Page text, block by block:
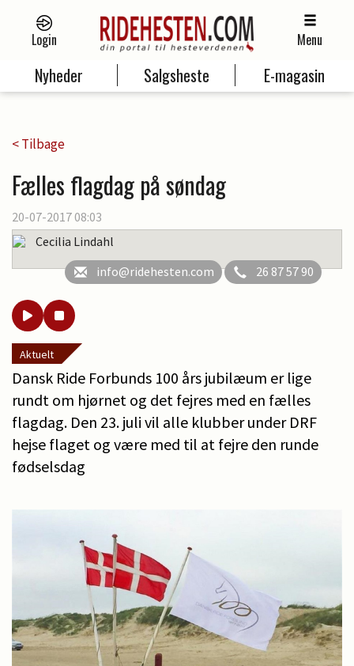
Login Menu
Nyheder Salgsheste E-magasin
< Tilbage
Fælles flagdag på søndag
20-07-2017 08:03
Cecilia Lindahl
info@ridehesten.com
26 87 57 90
Aktuelt
Dansk Ride Forbunds 100 års jubilæum er lige
rundt om hjørnet og det fejres med en fælles
flagdag. Den 23. juli vil alle klubber under DRF
hejse flaget og være med til at fejre den runde
fødselsdag